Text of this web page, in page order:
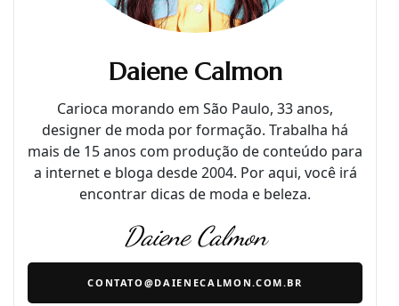
Daiene Calmon
Carioca morando em São Paulo, 33 anos,
designer de moda por formação. Trabalha há
mais de 15 anos com produção de conteúdo para
a internet e bloga desde 2004. Por aqui, você irá
encontrar dicas de moda e beleza.
Daiene Calmon
CONTATO@DAIENECALMON.COM.BR